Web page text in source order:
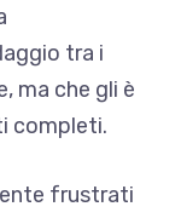
tra i
ma che gli è
completi.
frustrati